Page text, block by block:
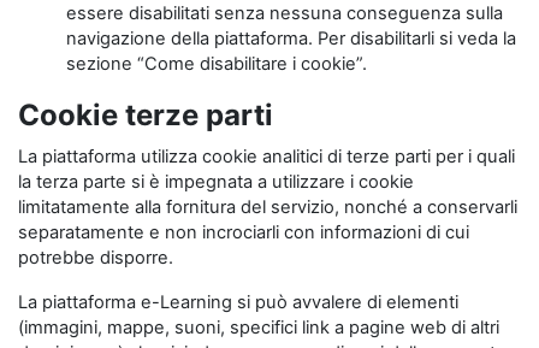
essere disabilitati senza nessuna conseguenza sulla
navigazione della piattaforma. Per disabilitarli si veda la
sezione “Come disabilitare i cookie”.
Cookie terze parti
La piattaforma utilizza cookie analitici di terze parti per i quali
la terza parte si è impegnata a utilizzare i cookie
limitatamente alla fornitura del servizio, nonché a conservarli
separatamente e non incrociarli con informazioni di cui
potrebbe disporre.
La piattaforma e-Learning si può avvalere di elementi
(immagini, mappe, suoni, specifici link a pagine web di altri